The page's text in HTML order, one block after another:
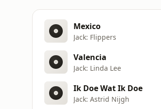
Mexico
Jack: Flippers
Valencia
Jack: Linda Lee
Ik Doe Wat Ik Doe
Jack: Astrid Nijgh